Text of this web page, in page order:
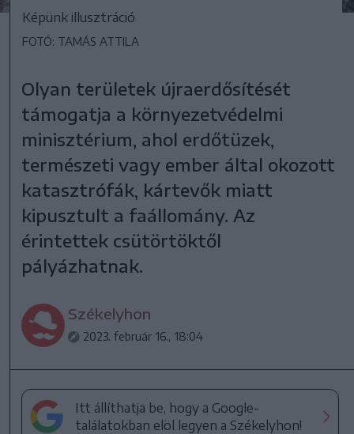
Képünk illusztráció
FOTÓ: TAMÁS ATTILA
Olyan területek újraerdősítését
támogatja a környezetvédelmi
minisztérium, ahol erdőtüzek,
természeti vagy ember által okozott
katasztrófák, kártevők miatt
kipusztult a faállomány. Az
érintettek csütörtöktől
pályázhatnak.
Székelyhon
2023. február 16., 18:04
Itt állíthatja be, hogy a Google-
találatokban elöl legyen a Székelyhon!